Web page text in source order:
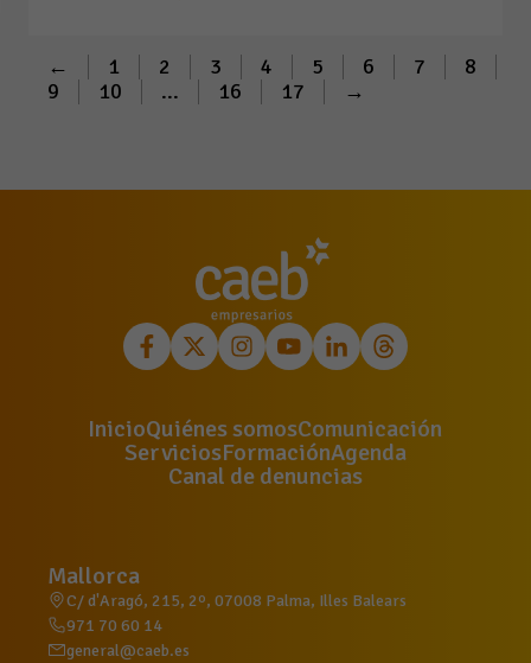
← 1 2 3 4 5 6 7
8
9
10 ... 16 17 →
InicioQuiénes somosComunicación
ServiciosFormaciónAgenda
Canal de denuncias
Mallorca
C/ d'Aragó, 215, 2º, 07008 Palma, Illes Balears
971 70 60 14
general@caeb.es